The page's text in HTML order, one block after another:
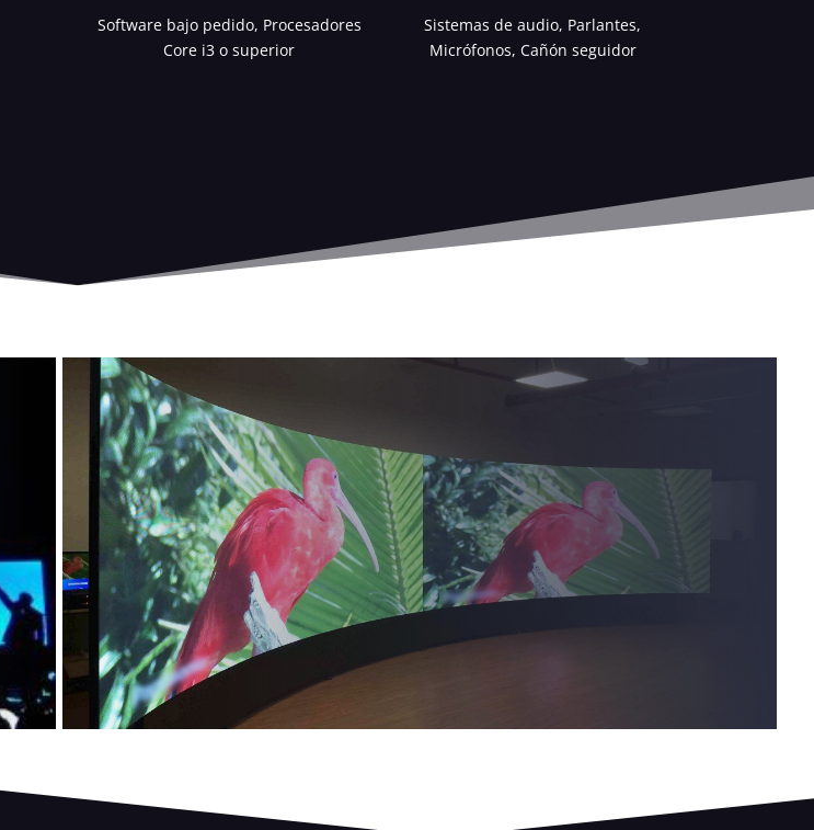
Software bajo pedido, Procesadores
Core i3 o superior
Sistemas de audio, Parlantes,
Micrófonos, Cañón seguidor